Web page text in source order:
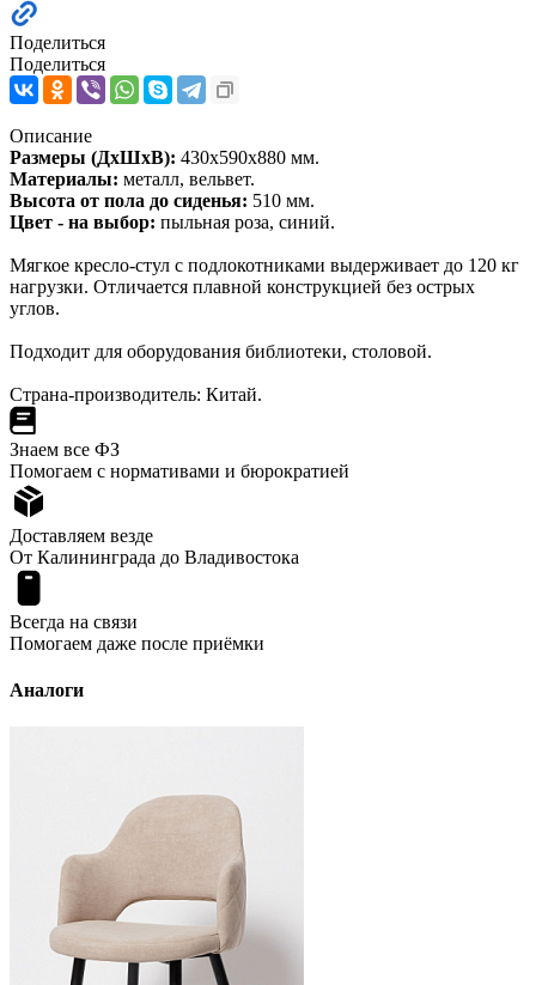
Поделиться
Поделиться
Описание
Размеры (ДхШхВ): 430х590х880 мм.
Материалы: металл, вельвет.
Высота от пола до сиденья: 510 мм.
Цвет - на выбор: пыльная роза, синий.
Мягкое кресло-стул с подлокотниками выдерживает до 120 кг
нагрузки. Отличается плавной конструкцией без острых
углов.
Подходит для оборудования библиотеки, столовой.
Страна-производитель: Китай.
Знаем все ФЗ
Помогаем с нормативами и бюрократией
Доставляем везде
От Калининграда до Владивостока
Всегда на связи
Помогаем даже после приёмки
Аналоги